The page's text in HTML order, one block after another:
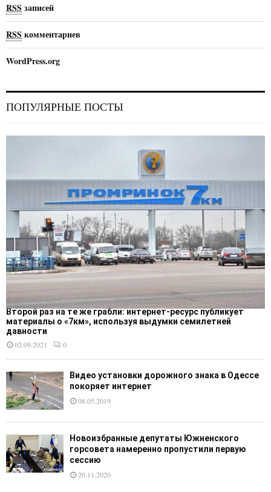
RSSзаписей
RSSкомментариев
WordPress.org
ПОПУЛЯРНЫЕ ПОСТЫ
Второй раз на те же грабли: интернет-ресурс публикует
материалы о «7км», используя выдумки семилетней
давности
02.09.2021
0
Видео установки дорожного знака в Одессе
покоряет интернет
08.05.2019
Новоизбранные депутаты Южненского
горсовета намеренно пропустили первую
сессию
20.11.2020